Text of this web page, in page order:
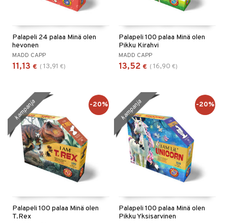
Palapeli 24 palaa Minä olen
hevonen
MADD CAPP
11,13 € ( 13,91 €)
Palapeli 100 palaa Minä olen
Pikku Kirahvi
MADD CAPP
13,52 € ( 16,90 €)
Palapeli 100 palaa Minä olen
T.Rex
kampanja -20%
Palapeli 100 palaa Minä olen
Pikku Yksisarvinen
kampanja -20%